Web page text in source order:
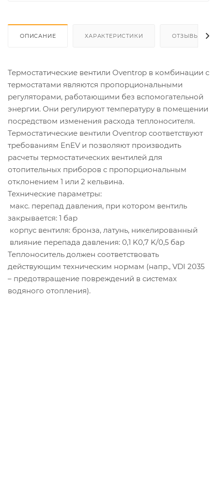
ОПИСАНИЕ ХАРАКТЕРИСТИКИ ОТЗЫВЫ
Термостатические вентили Oventrop в комбинации с
термостатами являются пропорциональными
регуляторами, работающими без вспомогательной
энергии. Они регулируют температуру в помещении
посредством изменения расхода теплоносителя.
Термостатические вентили Oventrop соответствуют
требованиям EnEV и позволяют производить
расчеты термостатических вентилей для
отопительных приборов с пропорциональным
отклонением 1 или 2 кельвина.
Технические параметры:
­ макс. перепад давления, при котором вентиль
закрывается: 1 бар
­ корпус вентиля: бронза, латунь, никелированный
­ влияние перепада давления: 0,1 K­0,7 K/0,5 бар
Теплоноситель должен соответствовать
действующим техническим нормам (напр., VDI 2035
– предотвращение повреждений в системах
водяного отопления).